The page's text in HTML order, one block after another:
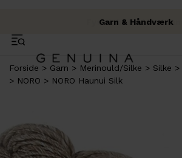
Fri fragt over 500 kr.
Fysisk butik i Brabrand
Garn & Håndværk
Forside Garn Merinould/Silke Silke
NORO
NORO Haunui Silk